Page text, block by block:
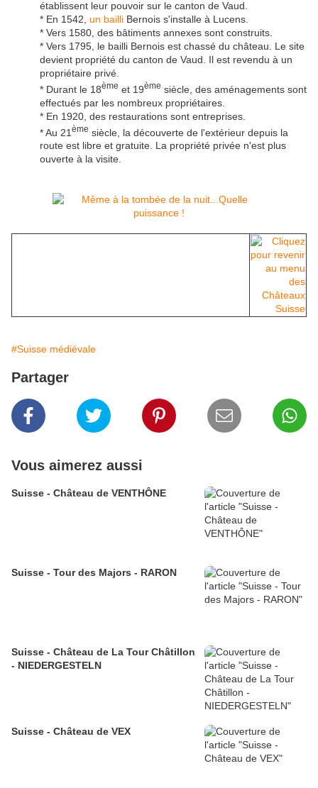
établissent leur pouvoir sur le canton de Vaud.
* En 1542, un bailli Bernois s'installe à Lucens.
* Vers 1580, des bâtiments annexes sont construits.
* Vers 1795, le bailli Bernois est chassé du château. Le site
devient propriété du canton de Vaud. Il est revendu à un
propriétaire privé.
* Durant le 18ème et 19ème siècle, des aménagements sont
effectués par les nombreux propriétaires.
* En 1920, des restaurations sont entreprises.
* Au 21 ème siècle, la découverte de l'extérieur depuis la
route est libre et gratuite. La propriété privée n'est plus
ouverte à la visite.
#Suisse médiévale
Partager
Vous aimerez aussi
Suisse - Château de VENTHÔNE
Suisse - Tour des Majors - RARON
Suisse - Château de La Tour Châtillon
- NIEDERGESTELN
Suisse - Château de VEX